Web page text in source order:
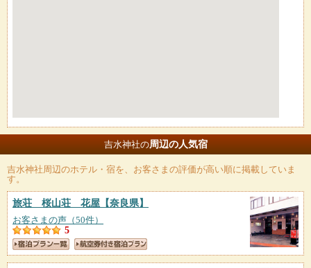
吉水神社の周辺の人気宿
吉水神社周辺のホテル・宿を、お客さまの評価が高い順に掲載していま
す。
旅荘 桜山荘 花屋 【奈良県】
お客さまの声（50件）
5